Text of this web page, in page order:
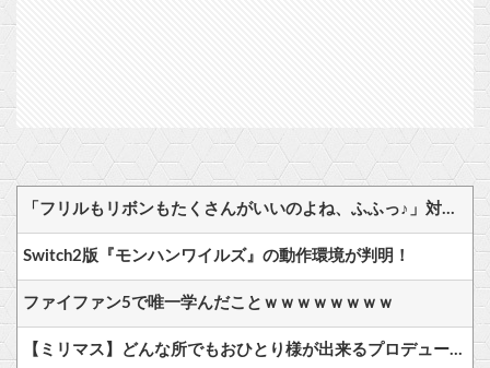
「フリルもリボンもたくさんがいいのよね、ふふっ♪」対魔忍RPG・新イベント『バニーとヨミハラクライシス』
Switch2版『モンハンワイルズ』の動作環境が判明！
ファイファン5で唯一学んだことｗｗｗｗｗｗｗｗ
【ミリマス】どんな所でもおひとり様が出来るプロデューサー